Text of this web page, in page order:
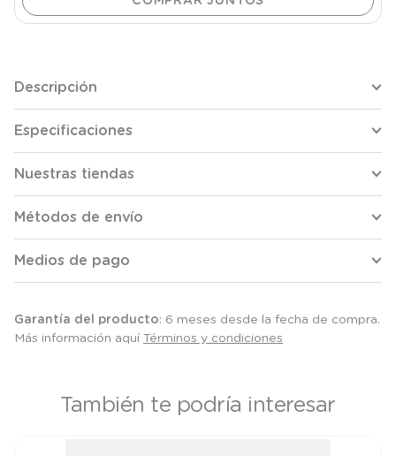
Descripción
Especificaciones
Nuestras tiendas
Métodos de envío
Medios de pago
Garantía del producto: 6 meses desde la fecha de compra.
Más información aquí Términos y condiciones
También te podría interesar